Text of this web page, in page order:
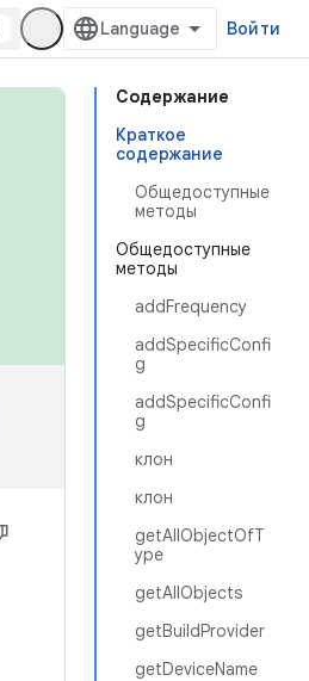
Войти
Содержание
Краткое
содержание
Общедоступные
методы
Общедоступные
методы
addFrequency
addSpecificConfi
g
addSpecificConfi
g
клон
клон
getAllObjectOfT
ype
getAllObjects
getBuildProvider
getDeviceName